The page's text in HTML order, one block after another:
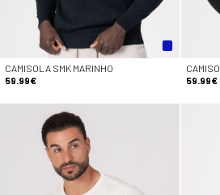
CAMISOLA SMK MARINHO
59.99€
59.99€